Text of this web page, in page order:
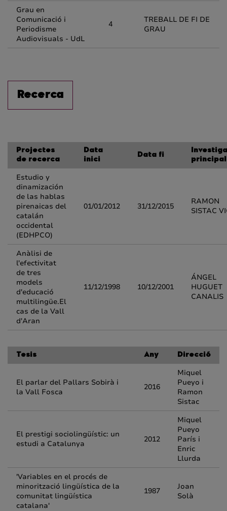
Grau en
Comunicació i
Periodisme
Audiovisuals - UdL
4
TREBALL DE FI DE
GRAU
Recerca
Projectes
de recerca
Data
inici
Data fi
Estudio y
dinamización
de las hablas
pirenaicas del
catalán
occidental
(EDHPCO)
01/01/2012 31/12/2015
RAMON
SISTAC
Anàlisi de
l'efectivitat
de tres
models
d'educació
multilingüe.El
cas de la Vall
d'Aran
11/12/1998 10/12/2001
ÁNGEL
HUGUET
CANALIS
Tesis Any Direcció
El parlar del Pallars Sobirà i
la Vall Fosca
2016
Miquel
Pueyo i
Ramon
Sistac
El prestigi sociolingüístic: un
estudi a Catalunya
2012
Miquel
Pueyo
París i
Enric
Llurda
'Variables en el procés de
minorització lingüística de la
comunitat lingüística
catalana'
1987
Joan
Solà